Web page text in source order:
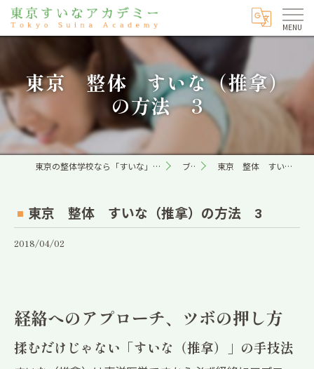
東京 整体 すいな（推拿）
の方法 3
東京の整体学校なら「すいな」専門の東京すいなアカデミー ブログ 東京 整体 すいな（推拿）の方法 3
東京 整体 すいな（推拿）の方法 3
2018/04/02
経絡へのアプローチ、ツボの押し方
揉むだけじゃない「すいな（推拿）」の手技法